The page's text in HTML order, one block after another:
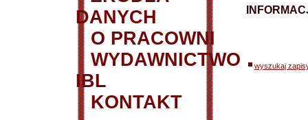
DANYCH
O PRACOWNI
WYDAWNICTWO
IBL
KONTAKT
wyszukaj